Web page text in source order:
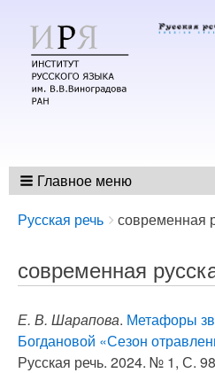
Главное меню
Breadcrumbs
You
here:
Русская речь современная
современная
Е. В. Шарапова. Метафоры
Богдановой «Сезон
Русская речь. 2024. № 1, С.